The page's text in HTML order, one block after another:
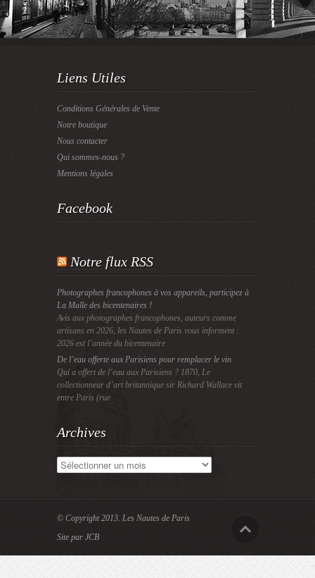
Liens Utiles
Conditions Générales de Vente
Notre boutique
Nous contacter
Qui sommes-nous ?
Mentions légales
Facebook
Notre flux RSS
Photographes francophones à vos appareils, participez à
La Malle des bicentenaires !
Avis aux photographes francophones, auteurs comme
artisans en 2026, les Nautes de Paris vous informent :
2026 est l’année du bicentenaire
De l’eau offerte aux Parisiens pour remplacer le vin
Qui a offert de l’eau aux Parisiens ? 1870, Le
collectionneur d’art britannique sir Richard Wallace vit
entre Paris (rue
Archives
Archives
© Copyright 2013. Les Nautes de Paris
Site par JCB